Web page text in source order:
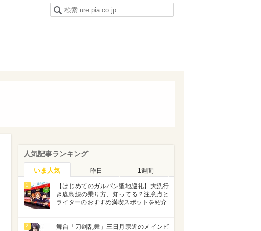
人気記事ランキング
いま人気 昨日 1週間
1
【はじめてのガルパン聖地巡礼】大洗行
き鹿島線の乗り方、知ってる？注意点と
ライターのおすすめ満喫スポットを紹介
2
舞台「刀剣乱舞」三日月宗近のメインビ